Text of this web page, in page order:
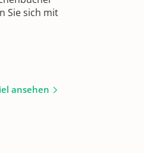
Sie sich mit
ansehen